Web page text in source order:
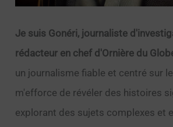
Je suis Gonéri, journaliste
rédacteur en chef d'Ornière du
un journalisme fiable et centré sur
m'efforce de révéler des histoires
explorant des sujets complexes et